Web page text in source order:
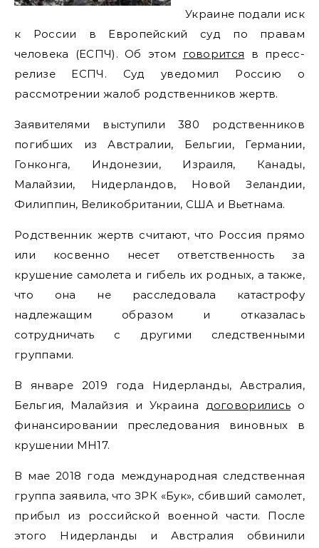
Украине подали иск
к России в Европейский суд по правам
человека (ЕСПЧ). Об этом говорится в пресс-
релизе ЕСПЧ. Суд уведомил Россию о
рассмотрении жалоб родственников жертв.
Заявителями выступили 380 родственников
погибших из Австралии, Бельгии, Германии,
Гонконга, Индонезии, Израиля, Канады,
Малайзии, Нидерландов, Новой Зеландии,
Филиппин, Великобритании, США и Вьетнама.
Родственник жертв считают, что Россия прямо
или косвенно несет ответственность за
крушение самолета и гибель их родных, а также,
что она не расследовала катастрофу
надлежащим образом и отказалась
сотрудничать с другими следственными
группами.
В январе 2019 года Нидерланды, Австралия,
Бельгия, Малайзия и Украина договорились о
финансировании преследования виновных в
крушении MH17.
В мае 2018 года международная следственная
группа заявила, что ЗРК «Бук», сбивший самолет,
прибыл из российской военной части. После
этого Нидерланды и Австралия обвинили